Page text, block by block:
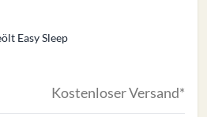
Easy Sleep
Kostenloser Versand*